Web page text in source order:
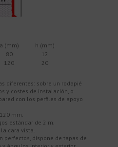
a (mm)
h (mm)
80
12
120 20
diferentes: sobre un rodapié
y costes de instalación, o
con los perfiles de apoyo
mm.
estándar de 2 m.
cara vista.
perfectos, dispone de tapas de